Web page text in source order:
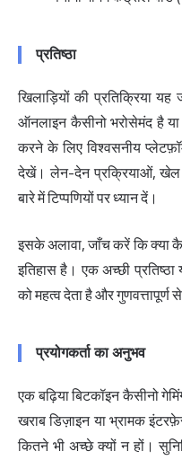
प्रतिष्ठा
खिलाड़ियों की प्रतिक्रिया
ऑनलाइन कैसीनो भरोसेमंद है या
करने के लिए विश्वसनीय
देखें। लेन-देन प्रक्रियाओं, खेल
बारे में टिप्पणियों पर ध्यान दें।
इसके अलावा, जाँच करें कि क्या
इतिहास है। एक अच्छी प्रतिष्ठा
को महत्व देता है और गुणवत्तापूर्ण
प्रयोगकर्ता का अनुभव
एक बढ़िया बिटकॉइन कैसीनो
खराब डिज़ाइन या भ्रामक
कितने भी अच्छे क्यों न हों।